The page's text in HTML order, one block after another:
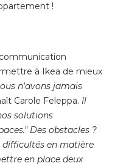
!
à Ikea de mieux
n'avons jamais
Carole Feleppa. Il
solutions
Des obstacles ?
difficultés en matière
en place deux